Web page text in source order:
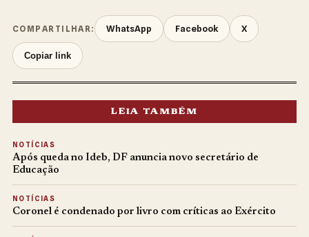
COMPARTILHAR: WhatsApp Facebook X
Copiar link
LEIA TAMBÉM
NOTÍCIAS
Após queda no Ideb, DF anuncia novo secretário de
Educação
NOTÍCIAS
Coronel é condenado por livro com críticas ao Exército